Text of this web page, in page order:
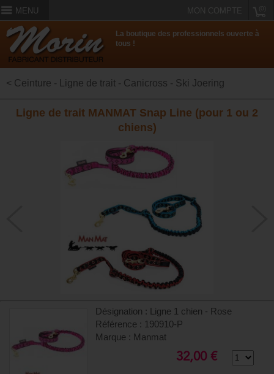
MENU MON COMPTE
La boutique des professionnels ouverte à
tous !
< Ceinture - Ligne de trait - Canicross - Ski Joering
Ligne de trait MANMAT Snap Line (pour 1 ou 2
chiens)
Désignation : Ligne 1 chien - Rose
Référence : 190910-P
Marque : Manmat
32,00 €